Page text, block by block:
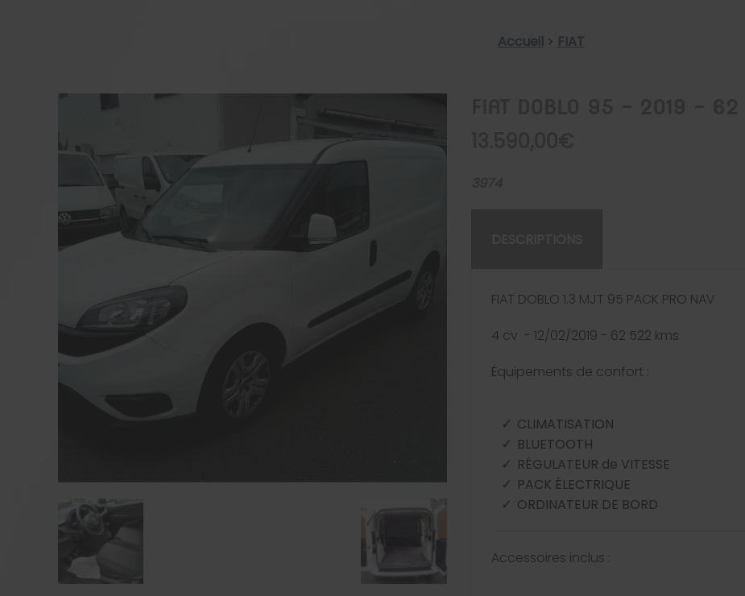
Accueil > FIAT
FIAT DOBLO 1.3 MJT 95 PACK PRO NAV
4 cv - 12/02/2019 - 62 522 kms
Équipements de confort :
CLIMATISATION
BLUETOOTH
RÉGULATEUR de VITESSE
PACK ÉLECTRIQUE
ORDINATEUR DE BORD
Accessoires inclus :